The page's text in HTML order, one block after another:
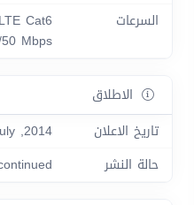
السرعات
Cat6
Mbps
الاطلاق
تاريخ الاعلان
2014, June. Released 2014, July
حالة النشر